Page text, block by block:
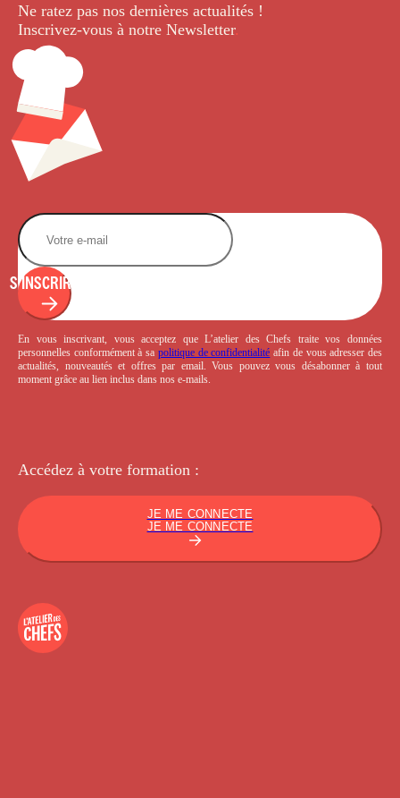
Ne ratez pas nos dernières actualités !
Inscrivez-vous à notre Newsletter.
S'INSCRIRE
En vous inscrivant, vous acceptez que L’atelier des Chefs traite vos données
personnelles conformément à sa politique de confidentialité afin de vous adresser des
actualités, nouveautés et offres par email. Vous pouvez vous désabonner à tout
moment grâce au lien inclus dans nos e-mails.
Accédez à votre formation :
JE ME CONNECTE
JE ME CONNECTE